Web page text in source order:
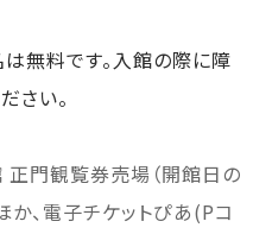
無料です。入館の際に障
さい。
門観覧券売場（開館日の
か、電子チケットぴあ(Pコ